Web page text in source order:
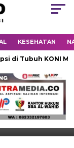
KESEHATAN
Tubuh KONI
Maling,
ke